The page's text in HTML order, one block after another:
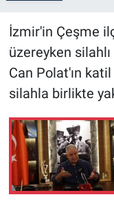
İzmir'in Çeşme
üzereyken silahlı
Can Polat'ın katil
silahla birlikte